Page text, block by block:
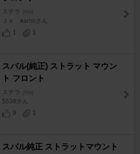
ステラ [RN]
Ｊｓ kameさん
1
1
スバル(純正) ストラット マウン
ト フロント
ステラ [RN]
5538さん
9
1
スバル純正 ストラットマウント